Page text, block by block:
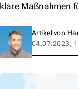
klare Maßnahmen
Artikel von
04.07.2023,